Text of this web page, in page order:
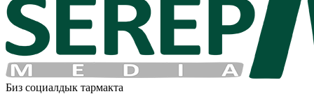
Биз социалдык тармакта